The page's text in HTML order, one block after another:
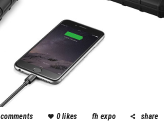
comments 0likes fh expo share